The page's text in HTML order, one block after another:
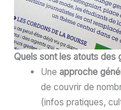
Quels sont les atouts des
Uneapproche
de couvrir de
(infos pratiques,